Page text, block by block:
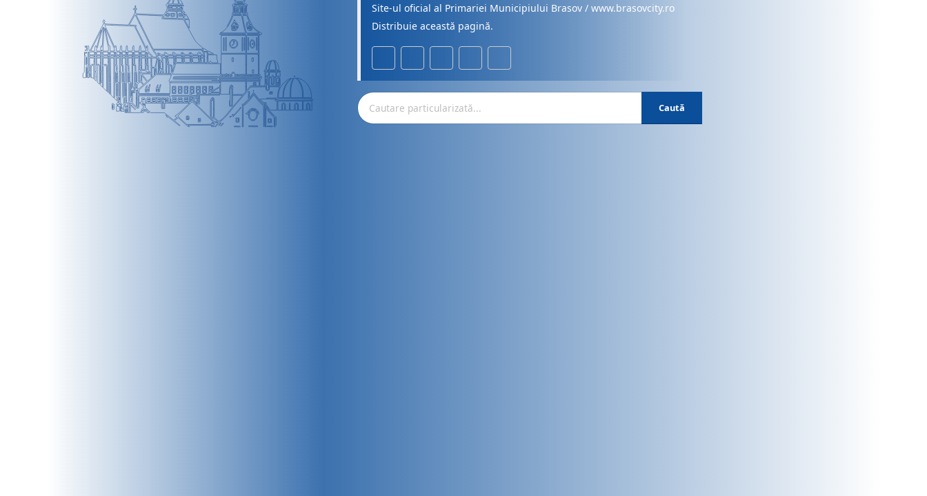
Site-ul oficial al Primariei Municipiului Brasov / www.brasovcity.ro
Distribuie această pagină.
Caută